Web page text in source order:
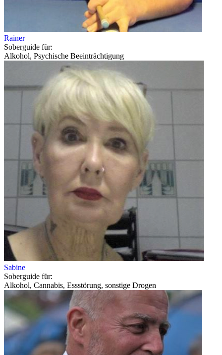
Rainer
Soberguide für:
Alkohol, Psychische Beeinträchtigung
Sabine
Soberguide für:
Alkohol, Cannabis, Essstörung, sonstige Drogen